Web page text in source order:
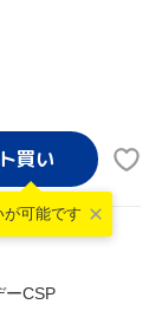
が可能です
ーCSP